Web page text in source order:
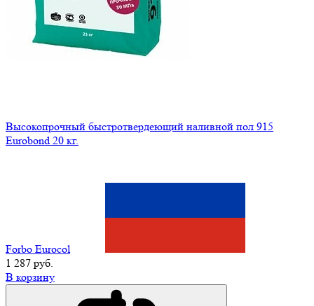
Высокопрочный быстротвердеющий наливной пол 915
Eurobond 20 кг.
Forbo Eurocol
1 287 руб.
В корзину